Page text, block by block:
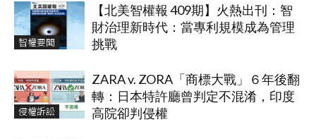
智權要聞
【北美智權報 409期】火熱出刊：智
財治理新時代：當專利規模成為管理
挑戰
侵權訴訟
ZARA v. ZORA「商標大戰」６年後翻
轉：日本特許廳曾判定不混淆，印度
高院卻判侵權